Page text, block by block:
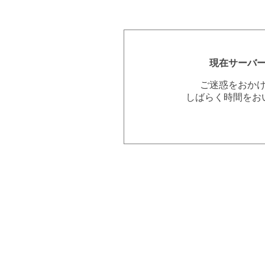
現在サーバ
ご迷惑をおか
しばらく時間を